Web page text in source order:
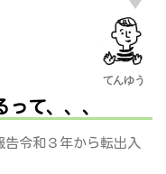
て、、、
令和３年から転出入